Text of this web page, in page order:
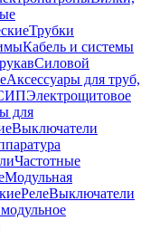
Трубки
Кабель и системы
Силовой
Аксессуары для труб,
Электрощитовое
для
Выключатели
Частотные
Модульная
РелеВыключатели